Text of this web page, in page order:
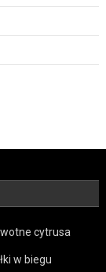
cytrusa
w biegu